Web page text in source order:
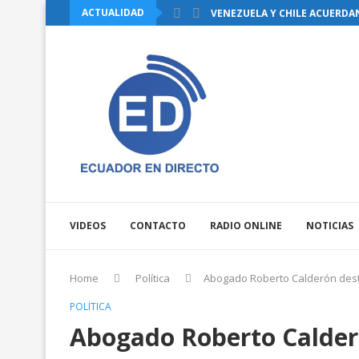
ACTUALIDAD
VENEZUELA Y CHILE
CINCO ALPINISTAS
PUEBLOS DE AISLAMIENTO
JOSÉ JULIO NEIRA PASA DE
CNE TRAMITA ANTE EL TCE
BUKELE RECIBIDO POR
REFORMAS AL COOTAD:
EL INEC INFORMÓ QUE LA
VIDEOS CONTACTO RADIO ONLINE NOTICIAS
Home Política Abogado Roberto Calderón
POLÍTICA
Abogado Roberto